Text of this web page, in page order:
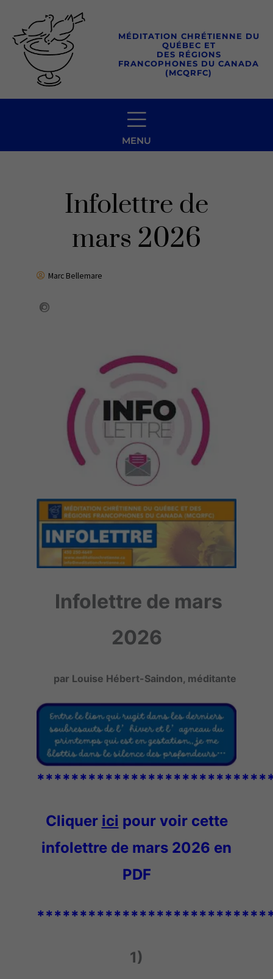
contenu
MÉDITATION CHRÉTIENNE DU
QUÉBEC ET
DES RÉGIONS
FRANCOPHONES DU CANADA
(MCQRFC)
MENU
Infolettre de
mars 2026
Marc Bellemare
Infolettre de mars
2026
par Louise Hébert-Saindon, méditante
Cliquer ici pour voir cette
infolettre de mars 2026 en
PDF
1)